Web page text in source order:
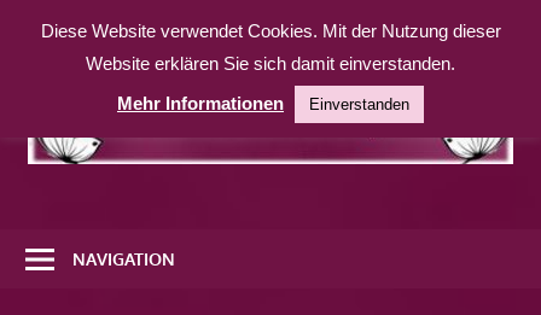
Inhalt
weitereNAVIGATION
Diese Website verwendet Cookies. Mit der Nutzung dieser
Website erklären Sie sich damit einverstanden.
Mehr Informationen
Einverstanden